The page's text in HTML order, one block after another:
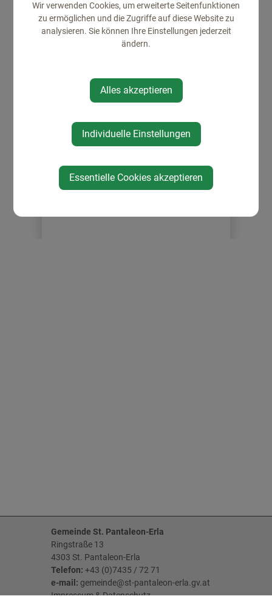
Gemeindeamt
Amtstafel
Gemeindeeinrichtungen
Über die Gemeinde
Gemeinde St. Pantaleon-Erla
Ringstraße 13
4303 St. Pantaleon-Erla
Telefon: +43 (0)7435 / 72 71
e-mail: gemeinde@st-pantaleon-erla.gv.at
Impressum&Datenschutz
Wir verwenden Cookies, um erweiterte Seitenfunktionen
zu ermöglichen und die Zugriffe auf diese Website zu
analysieren. Sie können Ihre Einstellungen jederzeit
ändern.
Alles akzeptieren
Individuelle Einstellungen
Essentielle Cookies akzeptieren